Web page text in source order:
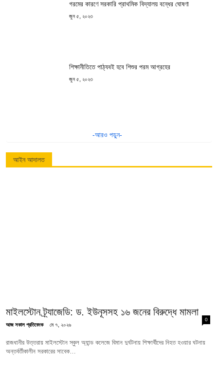
গরমের কারণে সরকারি প্রাথমিক বিদ্যালয় বন্ধের ঘোষণা
জুন ৫, ২০২৩
শিক্ষানীতিতে পাঠ্যবই হবে শিশুর পরম আগ্রহের
জুন ৫, ২০২৩
-আরও পড়ুন-
আইন আদালত
মাইলস্টোন ট্র্যাজেডি: ড. ইউনূসসহ ১৬ জনের বিরুদ্ধে মামলা
আজ সকাল প্রতিবেদক মে ৭, ২০২৬
0
রাজধানীর উত্তরায় মাইলস্টোন স্কুল অ্যান্ড কলেজে বিমান দুর্ঘটনায় শিক্ষার্থীদের নিহত হওয়ার ঘটনায়
অন্তর্বর্তীকালীন সরকারের সাবেক…